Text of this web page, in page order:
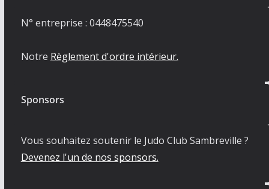
N° entreprise : 0448475540
Notre Règlement d'ordre intérieur.
Sponsors
Vous souhaitez soutenir le Judo Club Sambreville ?
Devenez l'un de nos sponsors.